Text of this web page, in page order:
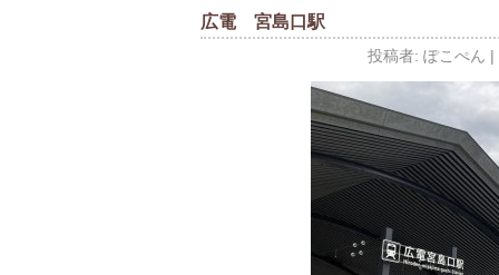
広電 宮島口駅
投稿者: ぽこぺん |